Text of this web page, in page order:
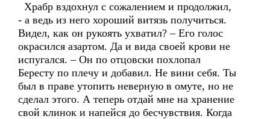
Храбр вздохнул с сожалением и продолжил,
- а ведь из него хороший витязь получиться.
Видел, как он рукоять ухватил? – Его голос
окрасился азартом. Да и вида своей крови не
испугался. – Он по отцовски похлопал
Бересту по плечу и добавил. Не вини себя. Ты
был в праве утопить неверную в омуте, но не
сделал этого. А теперь отдай мне на хранение
свой клинок и напейся до бесчувствия. Когда